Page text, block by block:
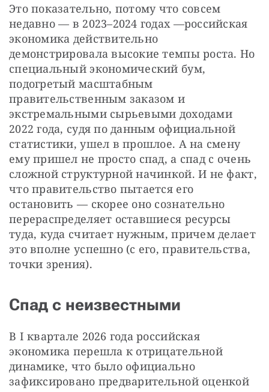
Это показательно, потому что совсем
недавно — в 2023–2024 годах —российская
экономика действительно
демонстрировала высокие темпы роста. Но
специальный экономический бум,
подогретый масштабным
правительственным заказом и
экстремальными сырьевыми доходами
2022 года, судя по данным официальной
статистики, ушел в прошлое. А на смену
ему пришел не просто спад, а спад с очень
сложной структурной начинкой. И не факт,
что правительство пытается его
остановить — скорее оно сознательно
перераспределяет оставшиеся ресурсы
туда, куда считает нужным, причем делает
это вполне успешно (с его, правительства,
точки зрения).
Спад с неизвестными
В I квартале 2026 года российская
экономика перешла к отрицательной
динамике, что было официально
зафиксировано предварительной оценкой